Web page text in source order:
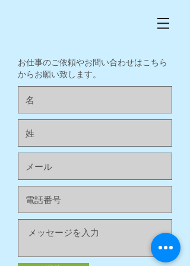
​お仕事のご依頼やお問い合わせはこちら
からお願い致します。